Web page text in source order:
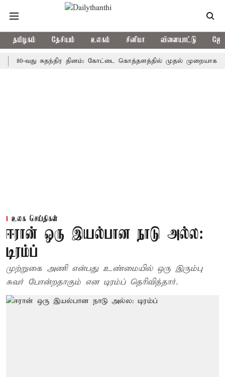
தமிழகம் தேசியம் உலகம் சினிமா விளையாட்டு
வது சுதந்திர தினம்: கோட்டை கொத்தளத்தில் முதல் முறையாக தேசிய
உலக செய்திகள்
ஈரான் ஒரு இயல்பான நாடு அல்ல:
டிரம்ப்
முற்றுகை அணி என்பது உண்மையில் ஒரு இரும்பு
சுவர் போன்றதாகும் என டிரம்ப் தெரிவித்தார்.